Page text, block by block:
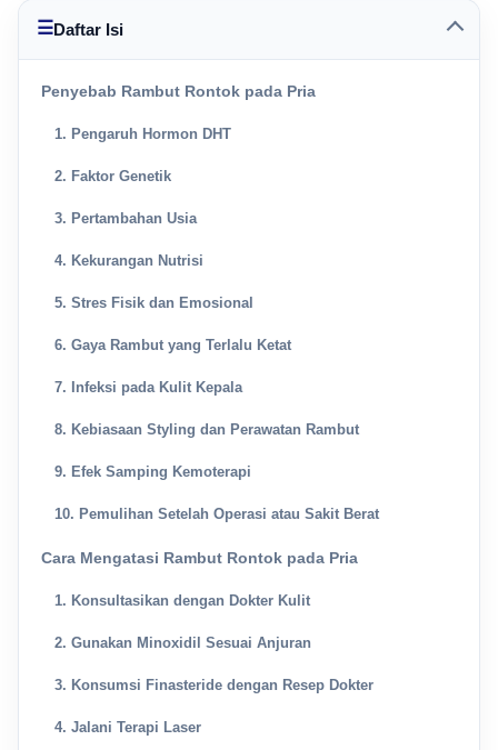
☰Daftar Isi
Penyebab Rambut Rontok pada Pria
1. Pengaruh Hormon DHT
2. Faktor Genetik
3. Pertambahan Usia
4. Kekurangan Nutrisi
5. Stres Fisik dan Emosional
6. Gaya Rambut yang Terlalu Ketat
7. Infeksi pada Kulit Kepala
8. Kebiasaan Styling dan Perawatan Rambut
9. Efek Samping Kemoterapi
10. Pemulihan Setelah Operasi atau Sakit Berat
Cara Mengatasi Rambut Rontok pada Pria
1. Konsultasikan dengan Dokter Kulit
2. Gunakan Minoxidil Sesuai Anjuran
3. Konsumsi Finasteride dengan Resep Dokter
4. Jalani Terapi Laser